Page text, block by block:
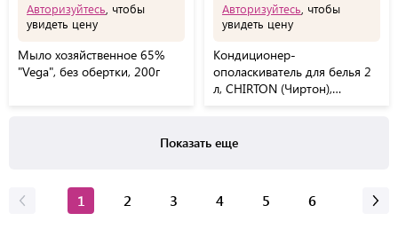
Авторизуйтесь , чтобы
увидеть цену
Мыло хозяйственное 65%
"Vega", без обертки, 200г
Авторизуйтесь , чтобы
увидеть цену
Кондиционер-
ополаскиватель для белья 2
л, CHIRTON (Чиртон),
Показать еще
1 2 3 4 5 6